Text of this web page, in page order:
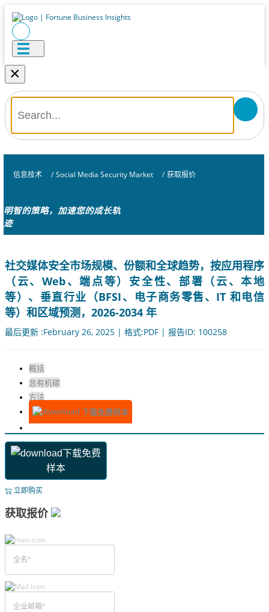
×
信息技术 / Social Media Security Market / 获取报价
明智的策略，加速您的成长轨
迹
社交媒体安全市场规模、份额和全球趋势，按应用程序
（云、Web、端点等）安全性、部署（云、本地
等）、垂直行业（BFSI、电子商务零售、IT 和电信
等）和区域预测，2026-2034 年
最后更新 :February 26, 2025 | 格式:PDF | 报告ID: 100258
概括
总有机碳
方法
下载免费样本
下载免费
样本
立即购买
获取报价